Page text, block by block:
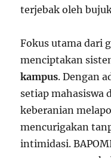
terjebak oleh
Fokus utama dari
menciptakan
kampus. Dengan
setiap
keberanian
mencurigakan
intimidasi.